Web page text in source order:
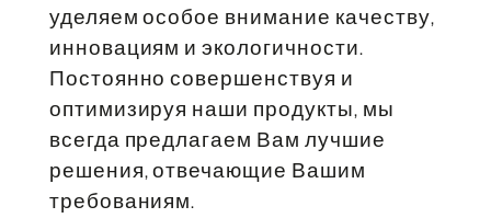
уделяем особое внимание качеству,
инновациям и экологичности.
Постоянно совершенствуя и
оптимизируя наши продукты, мы
всегда предлагаем Вам лучшие
решения, отвечающие Вашим
требованиям.